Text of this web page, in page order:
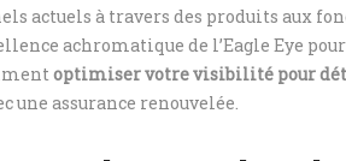
actuels à travers des produits aux
achromatique de l’Eagle Eye
optimiser votre visibilité pour
une assurance renouvelée.